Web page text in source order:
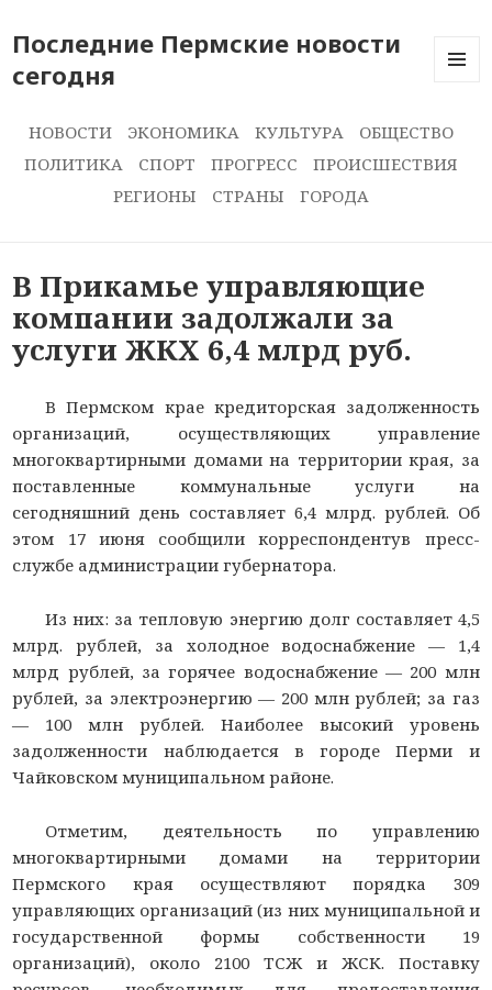
Последние Пермские новости
сегодня
НОВОСТИ ЭКОНОМИКА КУЛЬТУРА
ОБЩЕСТВО
ПОЛИТИКА
СПОРТ ПРОГРЕСС
ПРОИСШЕСТВИЯ
РЕГИОНЫ
СТРАНЫ ГОРОДА
В Прикамье управляющие
компании задолжали за
услуги ЖКХ 6,4 млрд руб.
В Пермском крае кредиторская задолженность
организаций, осуществляющих управление
многоквартирными домами на территории края, за
поставленные коммунальные услуги на
сегодняшний день составляет 6,4 млрд. рублей. Об
этом 17 июня сообщили корреспондентув пресс-
службе администрации губернатора.
Из них: за тепловую энергию долг составляет 4,5
млрд. рублей, за холодное водоснабжение — 1,4
млрд рублей, за горячее водоснабжение — 200 млн
рублей, за электроэнергию — 200 млн рублей; за газ
— 100 млн рублей. Наиболее высокий уровень
задолженности наблюдается в городе Перми и
Чайковском муниципальном районе.
Отметим, деятельность по управлению
многоквартирными домами на территории
Пермского края осуществляют порядка 309
управляющих организаций (из них муниципальной и
государственной формы собственности 19
организаций), около 2100 ТСЖ и ЖСК. Поставку